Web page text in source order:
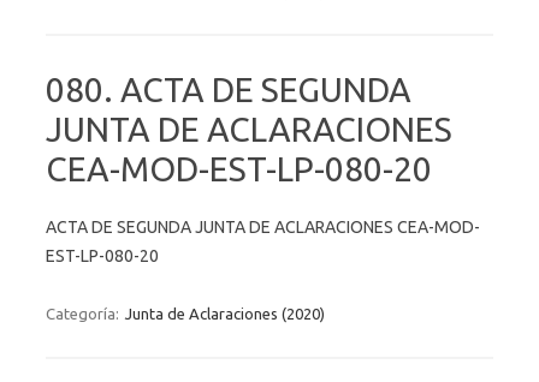
080. ACTA DE SEGUNDA
JUNTA DE ACLARACIONES
CEA-MOD-EST-LP-080-20
ACTA DE SEGUNDA JUNTA DE ACLARACIONES CEA-MOD-
EST-LP-080-20
Categoría: Junta de Aclaraciones (2020)